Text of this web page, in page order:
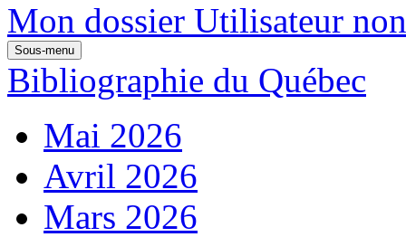
Mon dossier Utilisateur
Sous-menu
Bibliographie du Québec
Mai 2026
Avril 2026
Mars 2026